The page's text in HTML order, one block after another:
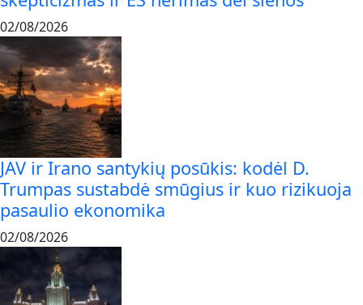
02/08/2026
JAV ir Irano santykių posūkis: kodėl D.
Trumpas sustabdė smūgius ir kuo rizikuoja
pasaulio ekonomika
02/08/2026